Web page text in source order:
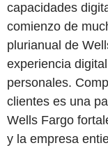
capacidades
comienzo de
plurianual de
experiencia
personales.
clientes es una
Wells Fargo
y la empresa